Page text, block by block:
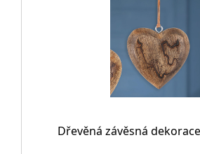
Dřevěná závěsná